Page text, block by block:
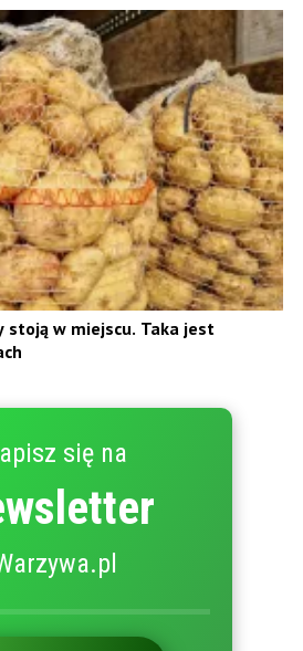
stoją w miejscu. Taka jest
się na